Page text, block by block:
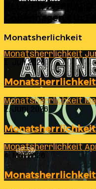
ELLA
Copenhagen 6th
Monatsherlichkeit
Monatsherrlichkeit
1. Juli 2026
Monatsherrlichkeit
2. Juni 2026
Monatsherrlichkeit
4. Mai 2026